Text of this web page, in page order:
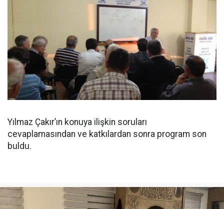
Yılmaz Çakır’ın konuya ilişkin soruları
cevaplamasından ve katkılardan sonra program son
buldu.